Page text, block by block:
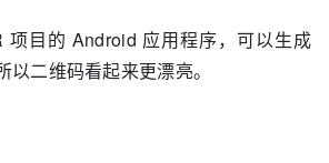
项目的 Android 应用程序，可以生成
二维码看起来更漂亮。